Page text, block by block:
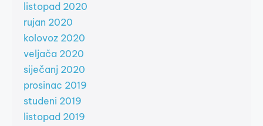
listopad 2020
rujan 2020
kolovoz 2020
veljača 2020
siječanj 2020
prosinac 2019
studeni 2019
listopad 2019